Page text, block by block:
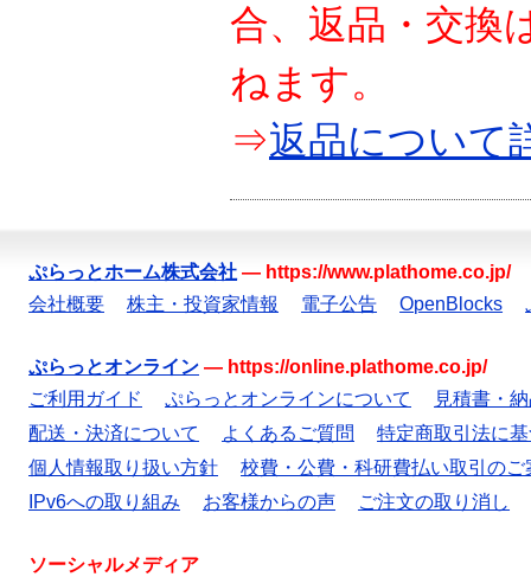
合、返品・交換
ねます。
⇒返品について
ぷらっとホーム株式会社 — https://www.plathome.co.jp/
会社概要
株主・投資家情報 電子公告 OpenBlocks
ぷらっとオンライン — https://online.plathome.co.jp/
ご利用ガイド
ぷらっとオンラインについて
見積書・
配送・決済について
よくあるご質問
特定商取引法に
個人情報取り扱い方針
校費・公費・科研費払い取引のご
IPv6への取り組み
お客様からの声 ご注文の取り消し
ソーシャルメディア